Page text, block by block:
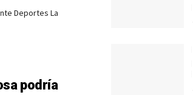
Deportes La
podría